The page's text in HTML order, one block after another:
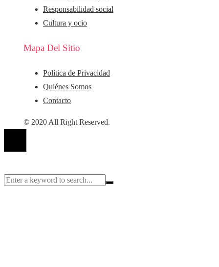
Responsabilidad social
Cultura y ocio
Mapa Del Sitio
Política de Privacidad
Quiénes Somos
Contacto
© 2020 All Right Reserved.